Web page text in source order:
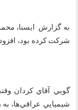
به گزارش
ايسنا،
شركت كرده بود،
گويي آقاي كردان
شيميايي عراقي‌ها، به